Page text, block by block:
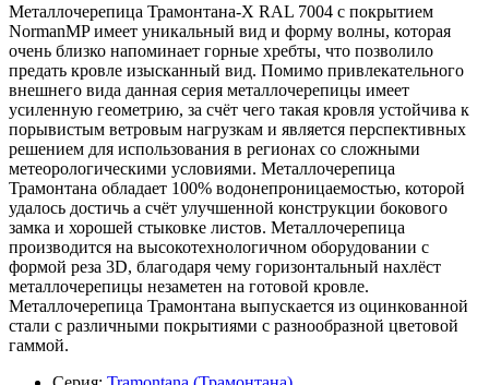
Металлочерепица Трамонтана-X RAL 7004 с покрытием
NormanMP имеет уникальный вид и форму волны, которая
очень близко напоминает горные хребты, что позволило
предать кровле изысканный вид. Помимо привлекательного
внешнего вида данная серия металлочерепицы имеет
усиленную геометрию, за счёт чего такая кровля устойчива к
порывистым ветровым нагрузкам и является перспективных
решением для использования в регионах со сложными
метеорологическими условиями. Металлочерепица
Трамонтана обладает 100% водонепроницаемостью, которой
удалось достичь а счёт улучшенной конструкции бокового
замка и хорошей стыковке листов. Металлочерепица
производится на высокотехнологичном оборудовании с
формой реза 3D, благодаря чему горизонтальный нахлёст
металлочерепицы незаметен на готовой кровле.
Металлочерепица Трамонтана выпускается из оцинкованной
стали с различными покрытиями с разнообразной цветовой
гаммой.